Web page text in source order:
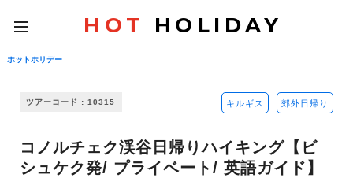
toggle
navigation
HOT HOLIDAY
ホットホリデー
ツアーコード : 10315 キルギス 郊外日帰り
コノルチェク渓谷日帰りハイキング【ビ
シュケク発/ プライベート/ 英語ガイド】